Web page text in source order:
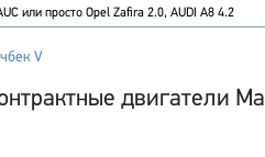
V
двигатели